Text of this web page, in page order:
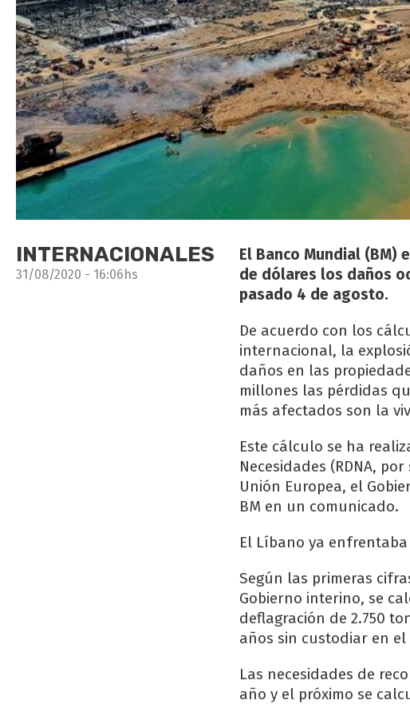
INTERNACIONALES
31/08/2020 - 16:06hs
El Banco Mundial (BM)
de dólares los daños
pasado 4 de agosto.
De acuerdo con los
internacional, la
daños en las
millones las pérdidas
más afectados son la
Este cálculo se ha
Necesidades (RDNA,
Unión Europea, el
BM en un comunicado.
El Líbano ya
Según las primeras
Gobierno interino, se
deflagración de 2.750
años sin custodiar en
Las necesidades de
año y el próximo se